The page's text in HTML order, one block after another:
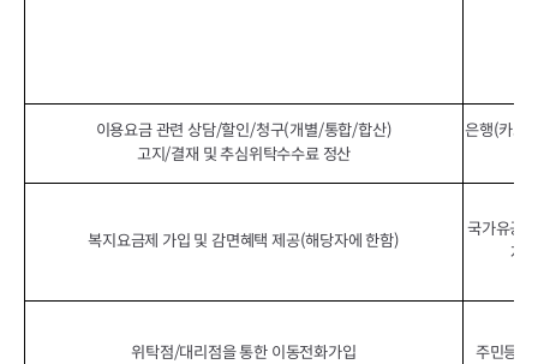
이용요금 관련 상담/할인/청구(개별/통합/합산)
고지/결재 및 추심위탁수수료 정산
은행(카드
복지요금제 가입 및 감면혜택 제공(해당자에 한함)
국가유공
자/
위탁점/대리점을 통한 이동전화가입 주민등록